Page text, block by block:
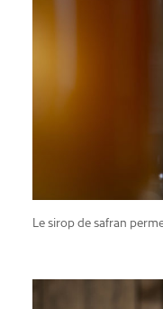
Le sirop de safran